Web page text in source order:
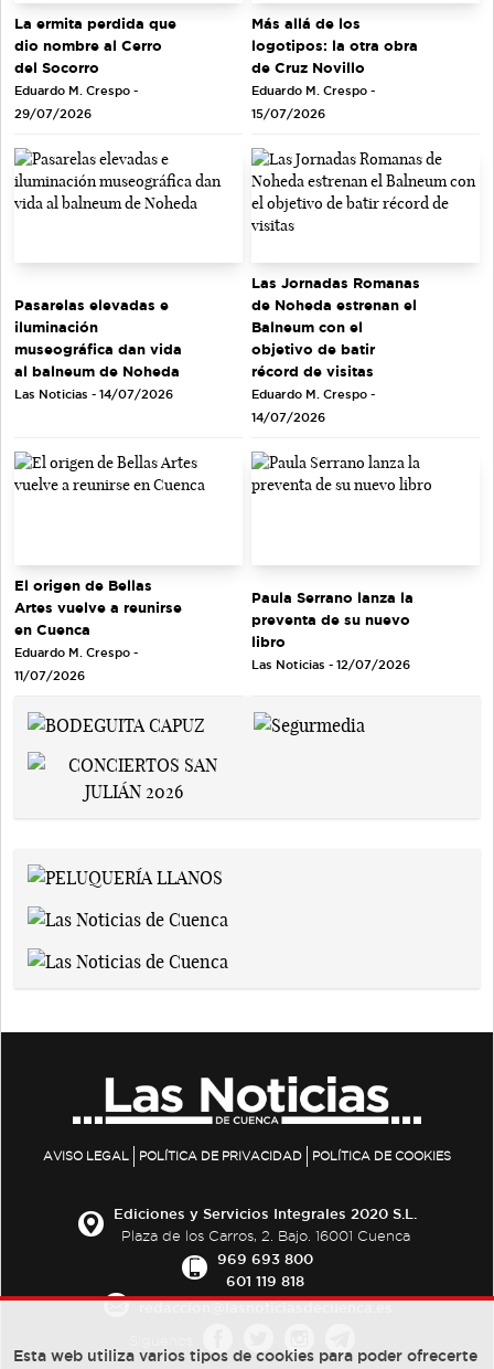
La ermita perdida que
dio nombre al Cerro
del Socorro
Eduardo M. Crespo -
29/07/2026
Más allá de los
logotipos: la otra obra
de Cruz Novillo
Eduardo M. Crespo -
15/07/2026
Pasarelas elevadas e
iluminación
museográfica dan vida
al balneum de Noheda
Las Noticias - 14/07/2026
Las Jornadas Romanas
de Noheda estrenan el
Balneum con el
objetivo de batir
récord de visitas
Eduardo M. Crespo -
14/07/2026
El origen de Bellas
Artes vuelve a reunirse
en Cuenca
Eduardo M. Crespo -
11/07/2026
Paula Serrano lanza la
preventa de su nuevo
libro
Las Noticias - 12/07/2026
AVISO LEGAL POLÍTICA DE PRIVACIDAD POLÍTICA DE COOKIES
Ediciones y Servicios Integrales 2020 S.L.
Plaza de los Carros, 2. Bajo. 16001 Cuenca
969 693 800
601 119 818
Esta web utiliza varios tipos de cookies para poder ofrecerte